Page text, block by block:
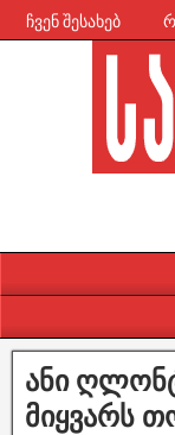
ჩვენ შესახებ
ანი
მიყვარს